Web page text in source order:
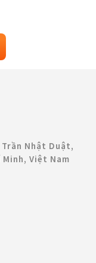
Nhật Duật,
Việt Nam